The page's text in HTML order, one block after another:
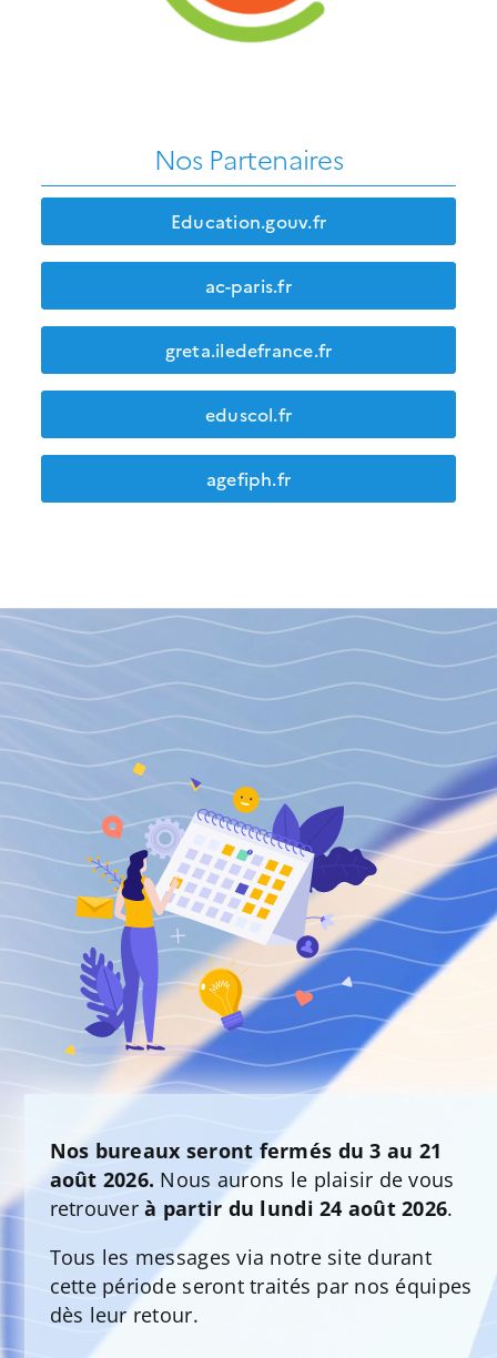
Nos Partenaires
Education.gouv.fr
ac-paris.fr
greta.iledefrance.fr
eduscol.fr
agefiph.fr
Nos bureaux seront fermés du 3 au 21
août 2026. Nous aurons le plaisir de vous
retrouverà partir du lundi 24 août 2026.
Tous les messages via notre site durant
cette période seront traités par nos équipes
dès leur retour.